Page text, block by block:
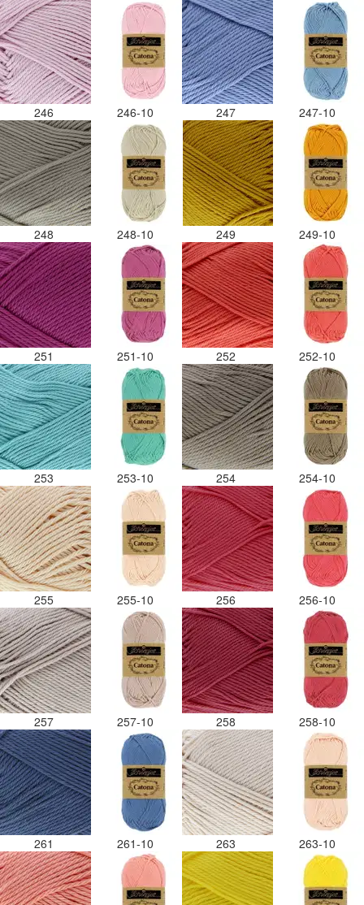
246 246-10 247 247-10
248 248-10 249 249-10
251 251-10 252 252-10
253 253-10 254 254-10
255 255-10 256 256-10
257 257-10 258 258-10
261 261-10 263 263-10